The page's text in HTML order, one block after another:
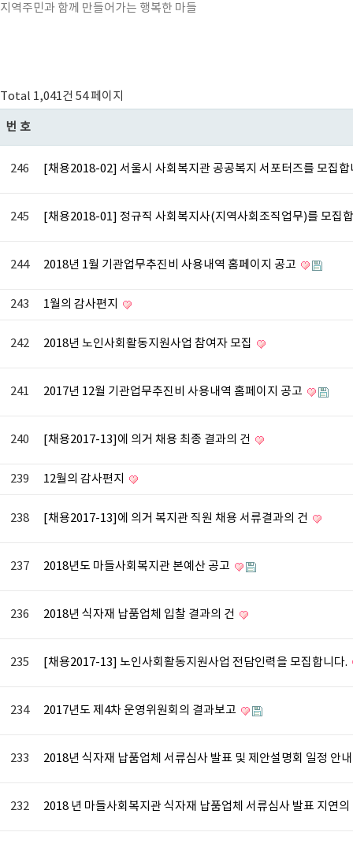
지역주민과 함께 만들어가는 행복한 마들
Total 1,041건 54 페이지
번호
246 [채용2018-02] 서울시 사회복지관 공공복지 서포터즈를 모집
245 [채용2018-01] 정규직 사회복지사(지역사회조직업무)를 모집
244 2018년 1월 기관업무추진비 사용내역 홈페이지 공고
243 1월의 감사편지
242 2018년 노인사회활동지원사업 참여자 모집
241 2017년 12월 기관업무추진비 사용내역 홈페이지 공고
240 [채용2017-13]에 의거 채용 최종 결과의 건
239 12월의 감사편지
238 [채용2017-13]에 의거 복지관 직원 채용 서류결과의 건
237 2018년도 마들사회복지관 본예산 공고
236 2018년 식자재 납품업체 입찰 결과의 건
235 [채용2017-13] 노인사회활동지원사업 전담인력을 모집합니다.
234 2017년도 제4차 운영위원회의 결과보고
233 2018년 식자재 납품업체 서류심사 발표 및 제안설명회 일정 안
232 2018 년 마들사회복지관 식자재 납품업체 서류심사 발표 지연